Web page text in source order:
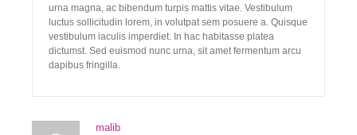
urna magna, ac bibendum turpis mattis vitae. Vestibulum
luctus sollicitudin lorem, in volutpat sem posuere a. Quisque
vestibulum iaculis imperdiet. In hac habitasse platea
dictumst. Sed euismod nunc urna, sit amet fermentum arcu
dapibus fringilla.
malib